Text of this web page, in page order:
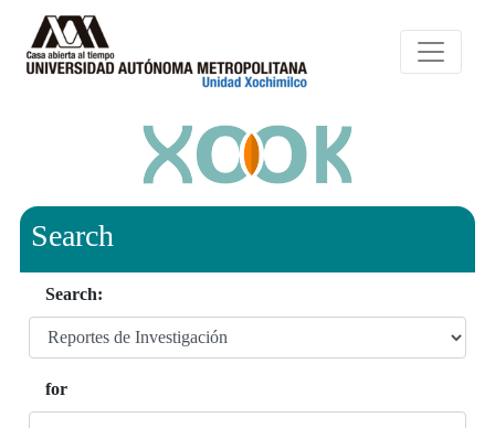
Search
Search:
for